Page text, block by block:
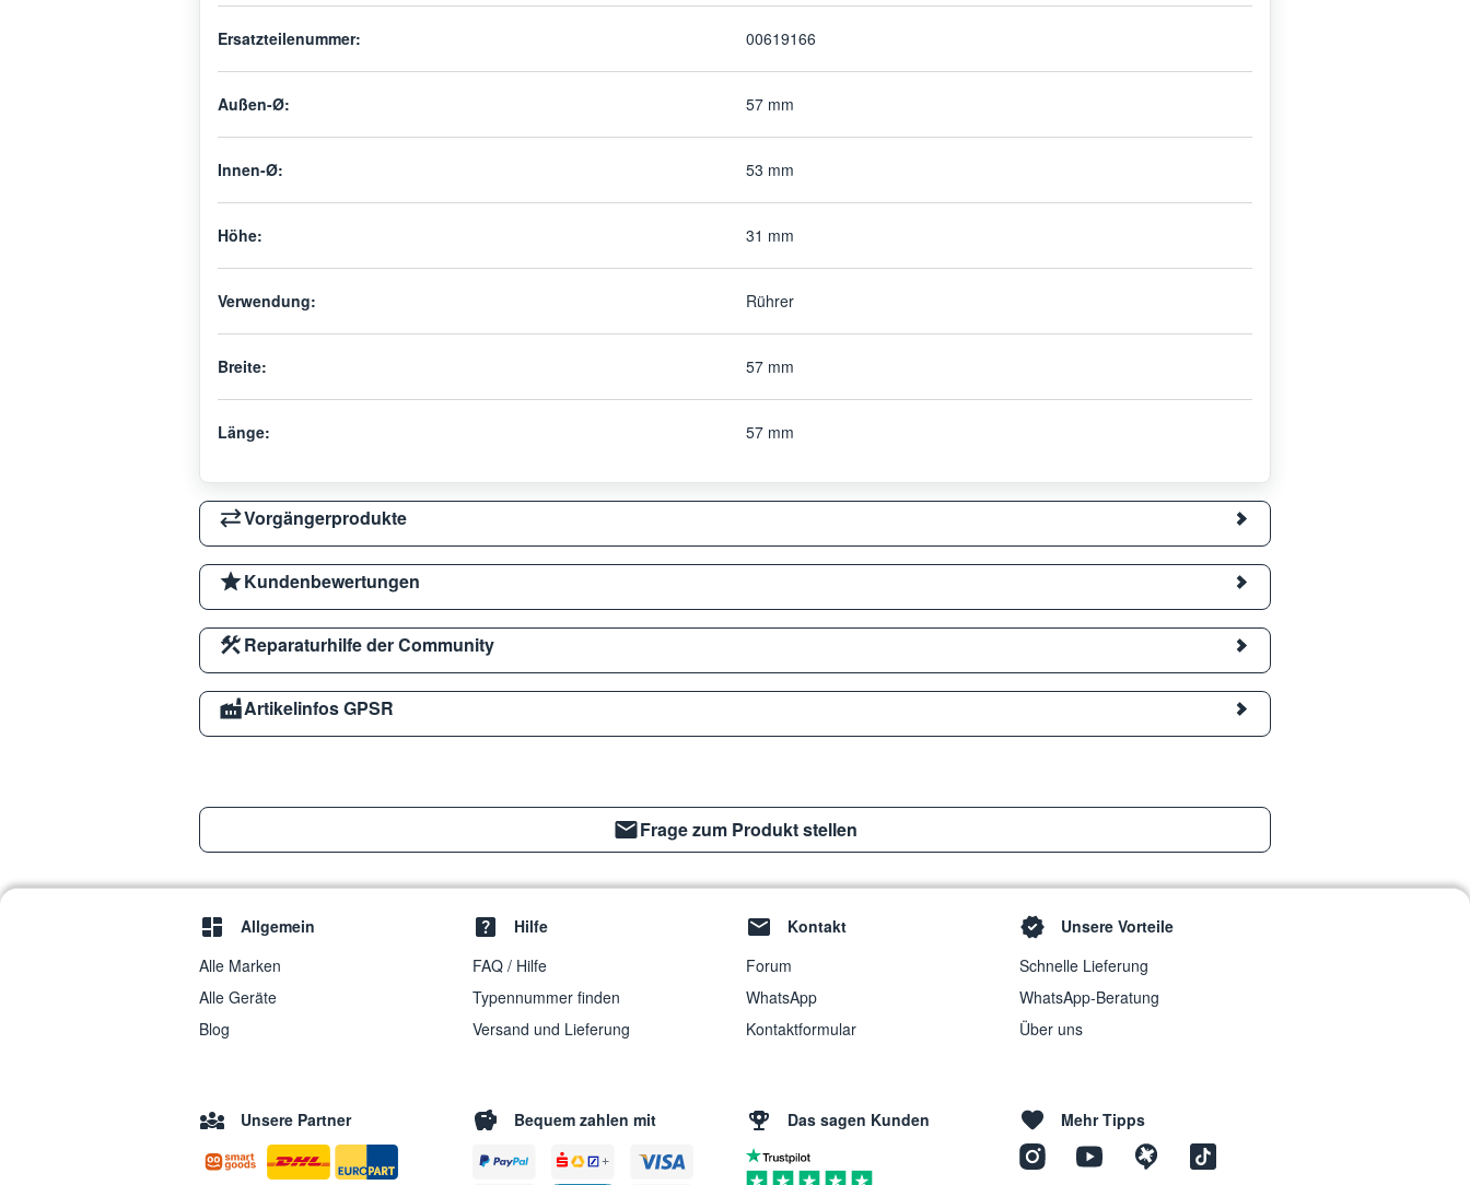
Ersatzteilenummer: 00619166
Außen-Ø: 57 mm
Innen-Ø: 53 mm
Höhe: 31 mm
Verwendung: Rührer
Breite: 57 mm
Länge: 57 mm
Vorgängerprodukte
Kundenbewertungen
Reparaturhilfe der Community
Artikelinfos GPSR
Frage zum Produkt stellen
Allgemein
Alle Marken
Alle Geräte
Blog
Hilfe
FAQ / Hilfe
Typennummer finden
Versand und Lieferung
Kontakt
Forum
WhatsApp
Kontaktformular
Unsere Vorteile
Schnelle Lieferung
WhatsApp-Beratung
Über uns
Unsere Partner Bequem zahlen mit Das sagen Kunden Mehr Tipps